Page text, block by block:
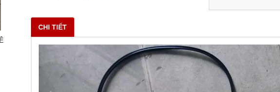
BÊ TÔNG
Vui lòng gọi
CHI TIẾT